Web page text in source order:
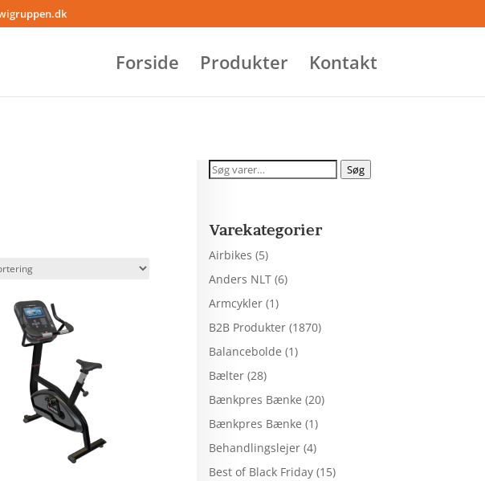
Forside Produkter Kontakt
Søg
Søg
Varekategorier
Airbikes (5)
Anders NLT (6)
Armcykler (1)
B2B Produkter (1870)
Balancebolde (1)
Bælter (28)
Bænkpres Bænke (20)
Bænkpres Bænke (1)
Behandlingslejer (4)
Best of Black Friday (15)